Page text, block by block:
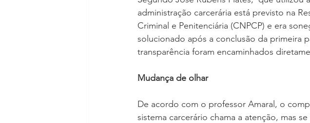
administração carcerária está previsto na
Criminal e Penitenciária (CNPCP) e era
solucionado após a conclusão da primeira
transparência foram encaminhados
Mudança de olhar
De acordo com o professor Amaral, o
sistema carcerário chama a atenção, mas